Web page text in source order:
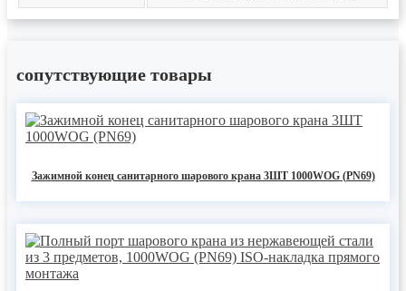
сопутствующие товары
Зажимной конец санитарного шарового крана 3ШТ 1000WOG (PN69)